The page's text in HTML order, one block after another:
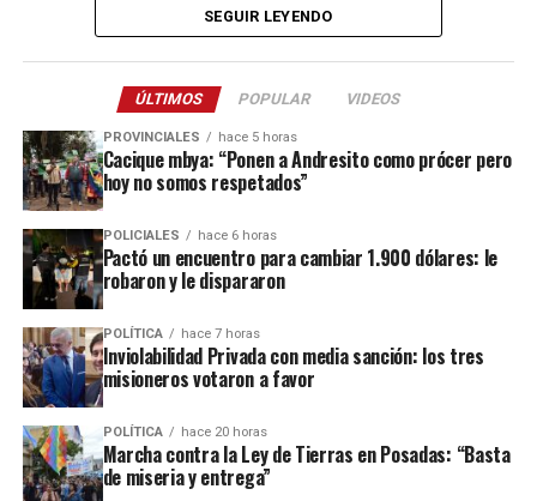
La mayor parte de su vida la niña vivió al cuidado de sus
2007 aproximadamente, compartió hogar con su madre
en el barrio Terrazas y ese período fue lo que las partes
intentaron reconstruir en la jornada de hoy con los
testigos citados.
Ramírez llegó a este juicio imputada por
persona doblemente agravado por el vínculo y
resultado”,aunque el fiscalVladimir Glinka
primera audiencia pidió ampliar la acusación a
“homicidio calificado por el vínculo en su
modalidad de omisión al final del proceso”, al
considerar que la mujer pudo haber dejado de alimentar
a su hija en forma deliberada.
SEGUIR LEYENDO
ÚLTIMOS POPULAR VIDEOS
PROVINCIALES hace 5 horas
Cacique mbya: “Ponen a Andresito como prócer pero
hoy no somos respetados”
POLICIALES hace 6 horas
Pactó un encuentro para cambiar 1.900 dólares: le
robaron y le dispararon
POLÍTICA hace 7 horas
Inviolabilidad Privada con media sanción: los tres
misioneros votaron a favor
POLÍTICA hace 20 horas
Marcha contra la Ley de Tierras en Posadas: “Basta
de miseria y entrega”